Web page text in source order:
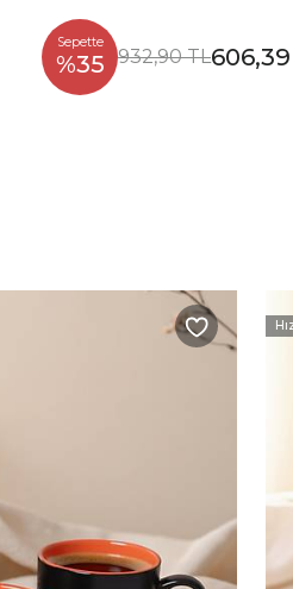
Sepette
%35 932,90 TL